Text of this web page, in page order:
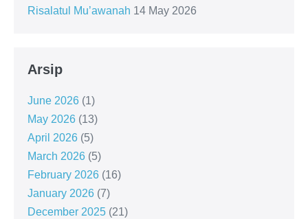
Risalatul Mu’awanah 14 May 2026
Arsip
June 2026 (1)
May 2026 (13)
April 2026 (5)
March 2026 (5)
February 2026 (16)
January 2026 (7)
December 2025 (21)